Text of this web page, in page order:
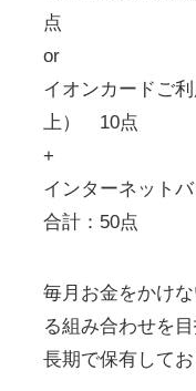
点
or
イオンカードご
上） 10点
+
インターネット
合計：50点
毎月お金をかけ
る組み合わせを
長期で保有してお